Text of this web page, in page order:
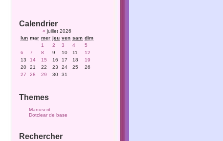
Calendrier
« juillet 2026
lun mar mer jeu ven sam dim
1
2 3 4
5
6
7 8 9 10 11
12
13
14 15 16 17 18
19
20
21 22 23 24 25
26
27
28 29 30 31
Themes
Manuscrit
Dotclear de base
Rechercher